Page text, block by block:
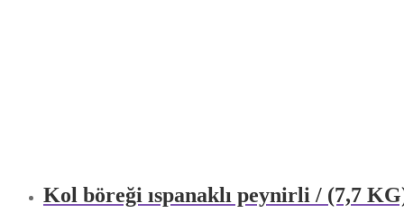
Kol böreği ıspanaklı peynirli / (7,7